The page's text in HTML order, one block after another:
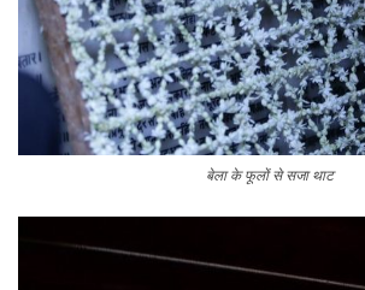
बेला के फूलों से सजा थाट